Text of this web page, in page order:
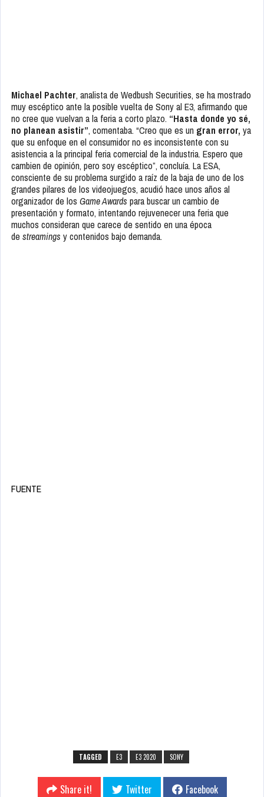
Michael Pachter, analista de Wedbush Securities, se ha mostrado
muy escéptico ante la posible vuelta de Sony al E3, afirmando que
no cree que vuelvan a la feria a corto plazo. “Hasta donde yo sé,
no planean asistir”, comentaba. “Creo que es un gran error, ya
que su enfoque en el consumidor no es inconsistente con su
asistencia a la principal feria comercial de la industria. Espero que
cambien de opinión, pero soy escéptico”, concluía. La ESA,
consciente de su problema surgido a raíz de la baja de uno de los
grandes pilares de los videojuegos, acudió hace unos años al
organizador de los Game Awards para buscar un cambio de
presentación y formato, intentando rejuvenecer una feria que
muchos consideran que carece de sentido en una época
de streamings y contenidos bajo demanda.
FUENTE
TAGGED E3 E3 2020 SONY
Share it! Twitter
Facebook